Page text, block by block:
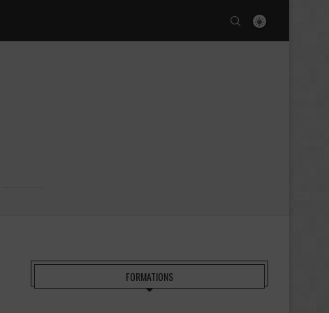
FORMATIONS